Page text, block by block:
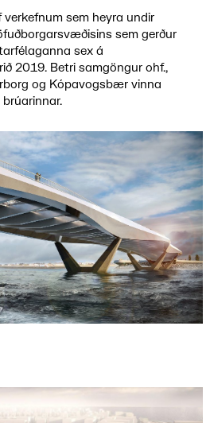
sem heyra undir
sem gerður
sex á
2019. Betri samgöngur ohf.,
og Kópavogsbær vinna